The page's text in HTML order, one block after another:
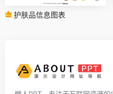
护肤品信息图表